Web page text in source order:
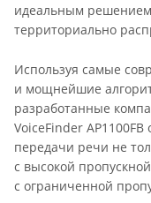
идеальным
территориально
Используя самые
и мощнейшие
разработанные
VoiceFinder
передачи речи не
с высокой
с ограниченной